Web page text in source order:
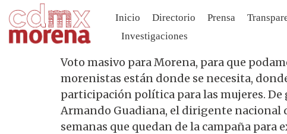
Inicio Directorio Prensa
Investigaciones
Voto masivo para Morena, para que
morenistas están donde se necesita,
participación política para las mujeres.
Armando Guadiana, el dirigente nacional
semanas que quedan de la campaña